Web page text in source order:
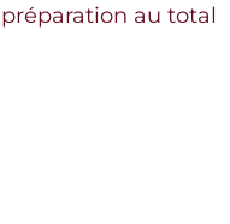
préparation au total